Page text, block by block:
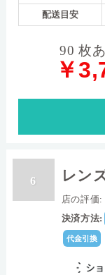
配送目安
90 枚
￥
6 レン
店の評価:
決済方法:
代金引換